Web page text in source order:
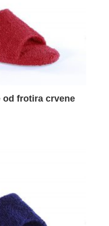
od frotira crvene